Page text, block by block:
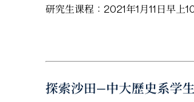
研究生课程：2021年1月11日早上
探索沙田—中大歷史系学